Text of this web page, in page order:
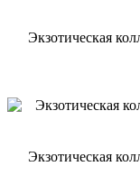
Экзотическая
Экзотическая